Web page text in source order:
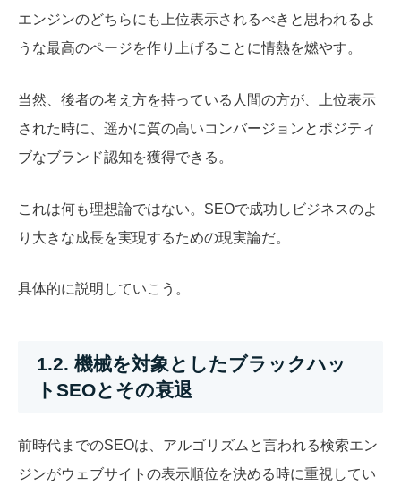
エンジンのどちらにも上位表示されるべきと思われるよ
うな最高のページを作り上げることに情熱を燃やす。
当然、後者の考え方を持っている人間の方が、上位表示
された時に、遥かに質の高いコンバージョンとポジティ
ブなブランド認知を獲得できる。
これは何も理想論ではない。SEOで成功しビジネスのよ
り大きな成長を実現するための現実論だ。
具体的に説明していこう。
1.2. 機械を対象としたブラックハッ
トSEOとその衰退
前時代までのSEOは、アルゴリズムと言われる検索エン
ジンがウェブサイトの表示順位を決める時に重視してい